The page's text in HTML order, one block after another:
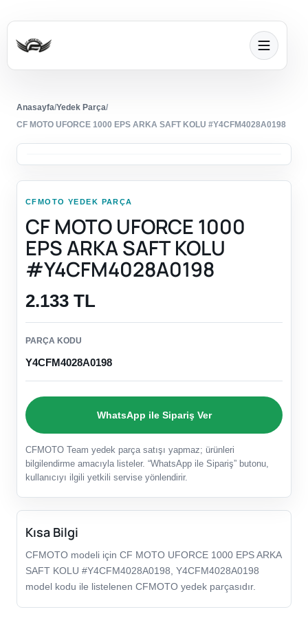
Anasayfa/Yedek Parça/
CF MOTO UFORCE 1000 EPS ARKA SAFT KOLU #Y4CFM4028A0198
CFMOTO YEDEK PARÇA
CF MOTO UFORCE 1000
EPS ARKA SAFT KOLU
#Y4CFM4028A0198
2.133 TL
PARÇA KODU
Y4CFM4028A0198
WhatsApp ile Sipariş Ver
CFMOTO Team yedek parça satışı yapmaz; ürünleri
bilgilendirme amacıyla listeler. “WhatsApp ile Sipariş” butonu,
kullanıcıyı ilgili yetkili servise yönlendirir.
Kısa Bilgi
CFMOTO modeli için CF MOTO UFORCE 1000 EPS ARKA
SAFT KOLU #Y4CFM4028A0198, Y4CFM4028A0198
model kodu ile listelenen CFMOTO yedek parçasıdır.